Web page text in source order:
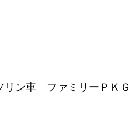
ン車 ファミリーＰＫＧ